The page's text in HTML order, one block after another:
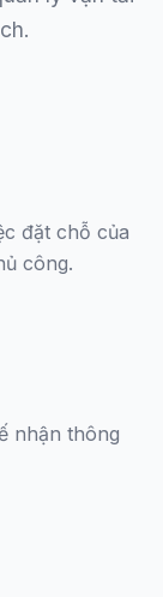
đặt chỗ của
công.
nhận thông